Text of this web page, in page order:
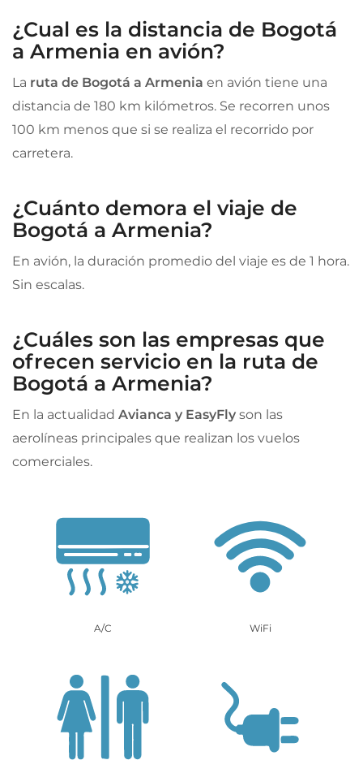
¿Cual es la distancia de Bogotá
a Armenia en avión?
La ruta de Bogotá a Armenia en avión tiene una
distancia de 180 km kilómetros. Se recorren unos
100 km menos que si se realiza el recorrido por
carretera.
¿Cuánto demora el viaje de
Bogotá a Armenia?
En avión, la duración promedio del viaje es de 1 hora.
Sin escalas.
¿Cuáles son las empresas que
ofrecen servicio en la ruta de
Bogotá a Armenia?
En la actualidad Avianca y EasyFly son las
aerolíneas principales que realizan los vuelos
comerciales.
A/C WiFi